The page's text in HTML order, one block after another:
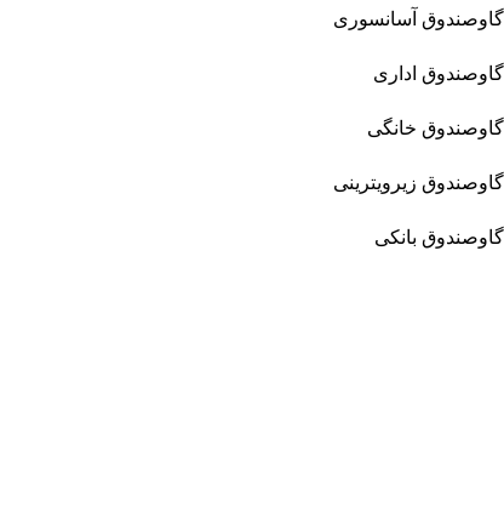
گاوصندوق آسانسوری
گاوصندوق اداری
گاوصندوق خانگی
گاوصندوق زیرویترینی
گاوصندوق بانکی